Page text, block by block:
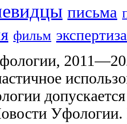
письма
фильм экспертиза